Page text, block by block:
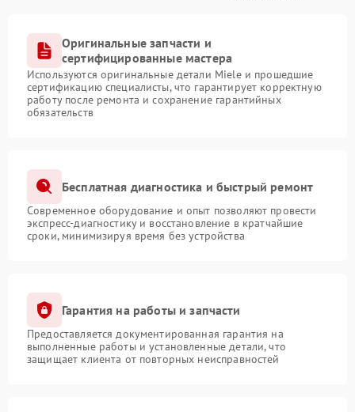
Оригинальные запчасти и
сертифицированные мастера
Используются оригинальные детали Miele и прошедшие
сертификацию специалисты, что гарантирует корректную
работу после ремонта и сохранение гарантийных
обязательств
Бесплатная диагностика и быстрый ремонт
Современное оборудование и опыт позволяют провести
экспресс-диагностику и восстановление в кратчайшие
сроки, минимизируя время без устройства
Гарантия на работы и запчасти
Предоставляется документированная гарантия на
выполненные работы и установленные детали, что
защищает клиента от повторных неисправностей